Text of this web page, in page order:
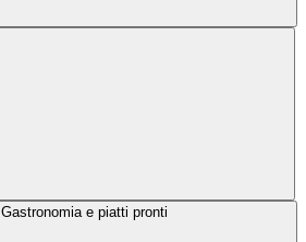
Gastronomia e piatti pronti